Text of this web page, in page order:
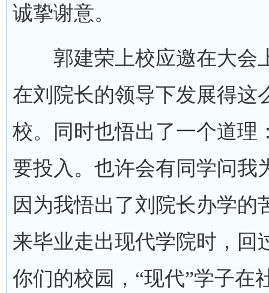
诚挚谢意。
郭建荣上校应邀在大会
在刘院长的领导下发展得这
校。同时也悟出了一个道理
要投入。也许会有同学问我
因为我悟出了刘院长办学
来毕业走出现代学院时，回
你们的校园，“现代”学子在